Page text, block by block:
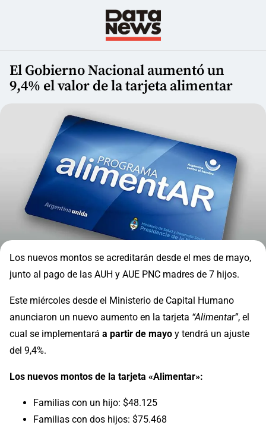
El Gobierno Nacional aumentó un
9,4% el valor de la tarjeta alimentar
Los nuevos montos se acreditarán desde el mes de mayo,
junto al pago de las AUH y AUE PNC madres de 7 hijos.
Este miércoles desde el Ministerio de Capital Humano
anunciaron un nuevo aumento en la tarjeta “Alimentar”, el
cual se implementará a partir de mayo y tendrá un ajuste
del 9,4%.
Los nuevos montos de la tarjeta «Alimentar»:
Familias con un hijo: $48.125
Familias con dos hijos: $75.468